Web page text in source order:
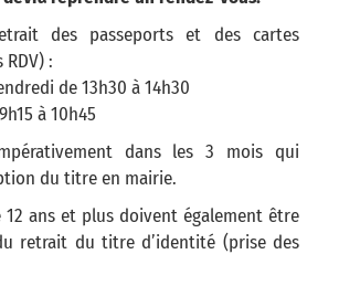
des passeports et des cartes
:
de 13h30 à 14h30
à 10h45
dans les 3 mois qui
du titre en mairie.
12 ans et plus doivent également être
retrait du titre d’identité (prise des